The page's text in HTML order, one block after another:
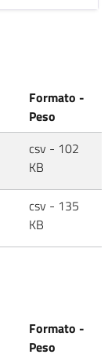
Formato -
Peso
csv - 102
KB
csv - 135
KB
Formato -
Peso